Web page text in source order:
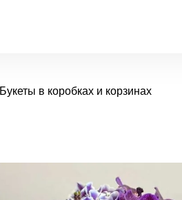
Букеты в коробках и корзинах